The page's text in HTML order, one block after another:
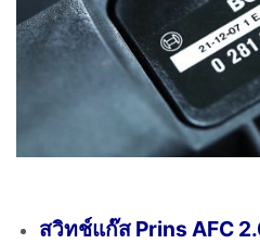
สวิทช์แก๊ส Prins AFC